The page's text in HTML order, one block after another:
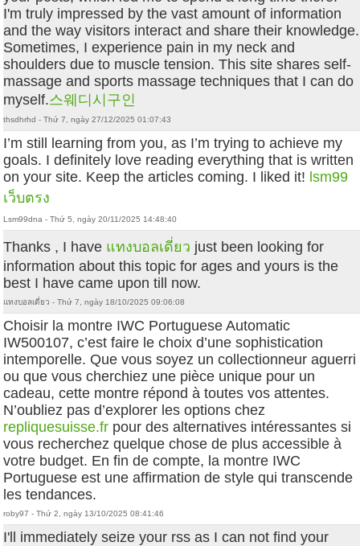
I'm truly impressed by the vast amount of information
and the way visitors interact and share their knowledge.
Sometimes, I experience pain in my neck and
shoulders due to muscle tension. This site shares self-
massage and sports massage techniques that I can do
myself.스웨디시구인
thsdhrhd - Thứ 7, ngày 27/12/2025 01:07:43
I’m still learning from you, as I’m trying to achieve my
goals. I definitely love reading everything that is written
on your site. Keep the articles coming. I liked it! lsm99
เว็บตรง
Lsm99dna - Thứ 5, ngày 20/11/2025 14:48:40
Thanks , I have แทงบอลเดี่ยว just been looking for
information about this topic for ages and yours is the
best I have came upon till now.
แทงบอลเดี่ยว - Thứ 7, ngày 18/10/2025 09:06:08
Choisir la montre IWC Portuguese Automatic
IW500107, c’est faire le choix d’une sophistication
intemporelle. Que vous soyez un collectionneur aguerri
ou que vous cherchiez une pièce unique pour un
cadeau, cette montre répond à toutes vos attentes.
N’oubliez pas d’explorer les options chez
repliquesuisse.fr pour des alternatives intéressantes si
vous recherchez quelque chose de plus accessible à
votre budget. En fin de compte, la montre IWC
Portuguese est une affirmation de style qui transcende
les tendances.
roby97 - Thứ 2, ngày 13/10/2025 08:41:46
I'll immediately seize your rss as I can not find your